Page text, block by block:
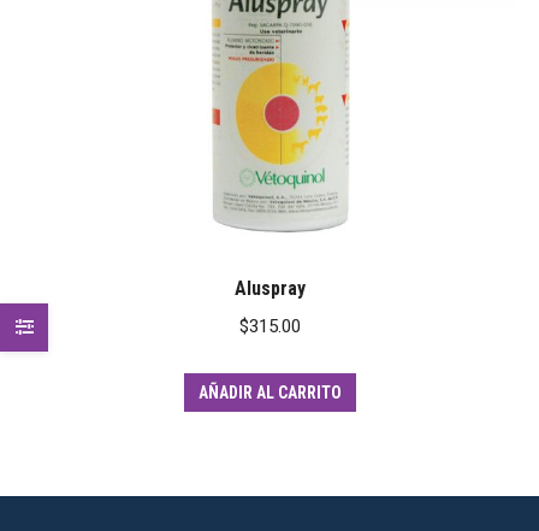
Aluspray
$315.00
AÑADIR AL CARRITO